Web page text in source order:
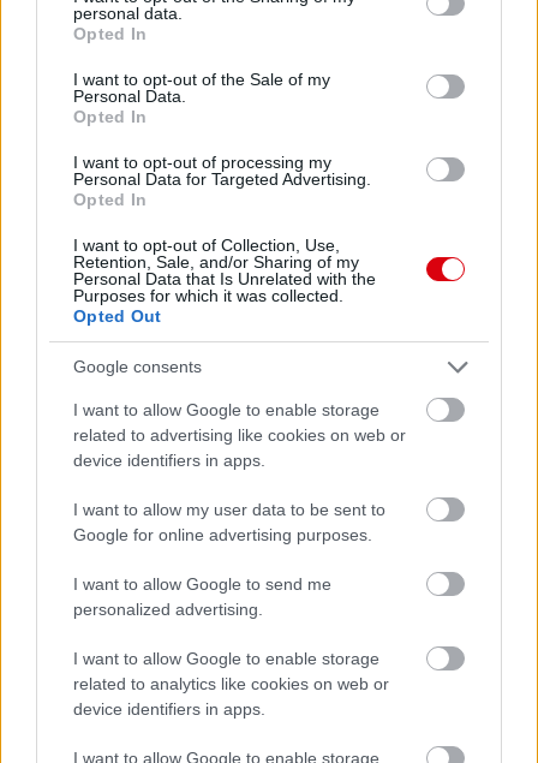
grant or deny consent to Google and its third-party tags to
use your data for below specified purposes in below Google
consent section.
personal data.
Opted In
I want to opt-out of the Sale of my
Personal Data.
Opted In
I want to opt-out of processing my
Personal Data for Targeted Advertising.
Opted In
I want to opt-out of Collection, Use,
Retention, Sale, and/or Sharing of my
Personal Data that Is Unrelated with the
Purposes for which it was collected.
Opted Out
Google consents
I want to allow Google to enable storage
related to advertising like cookies on web or
device identifiers in apps.
I want to allow my user data to be sent to
Google for online advertising purposes.
I want to allow Google to send me
personalized advertising.
I want to allow Google to enable storage
related to analytics like cookies on web or
device identifiers in apps.
I want to allow Google to enable storage